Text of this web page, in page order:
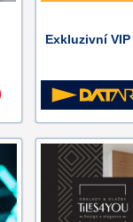
Exkluzivní VIP